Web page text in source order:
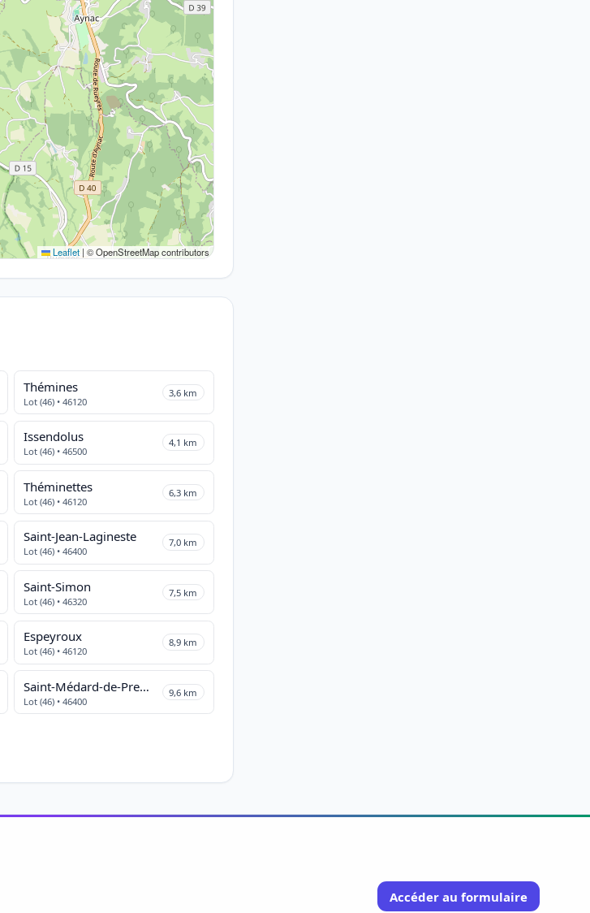
Leaflet | © OpenStreetMap contributors
Thémines
Lot (46) • 46120
3,6 km
Issendolus
Lot (46) • 46500
4,1 km
Théminettes
Lot (46) • 46120
6,3 km
Saint-Jean-Lagineste
Lot (46) • 46400
7,0 km
Saint-Simon
Lot (46) • 46320
7,5 km
Espeyroux
Lot (46) • 46120
8,9 km
Saint-Médard-de-Presque
Lot (46) • 46400
9,6 km
Accéder au formulaire